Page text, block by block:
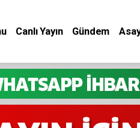
Canlı Yayın Gündem